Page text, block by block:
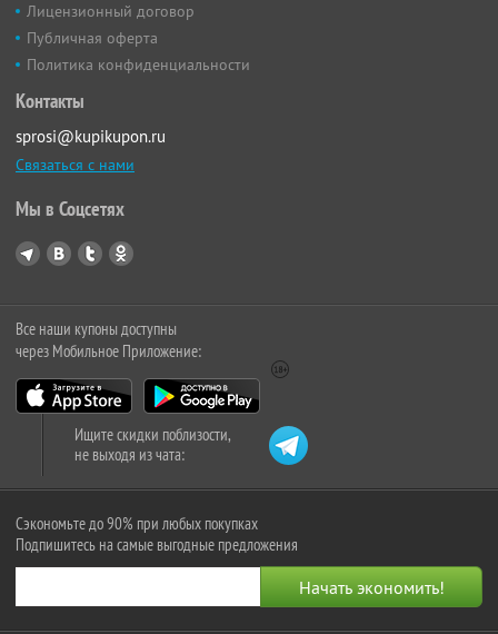
Лицензионный договор
Публичная оферта
Политика конфиденциальности
Контакты
sprosi@kupikupon.ru
Связаться с нами
Мы в Соцсетях
Все наши купоны доступны
через Мобильное Приложение:
Ищите скидки поблизости,
не выходя из чата:
Сэкономьте до 90% при любых покупках
Подпишитесь на самые выгодные предложения